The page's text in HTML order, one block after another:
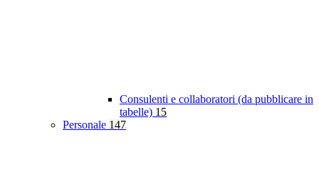
Consulenti e collaboratori (da pubblicare in
tabelle) 15
Personale 147